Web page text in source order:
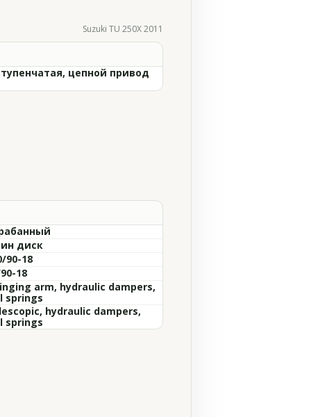
Suzuki TU 250X 2011
цепной привод
диск
90-18
18
arm, hydraulic dampers,
springs
hydraulic dampers,
springs